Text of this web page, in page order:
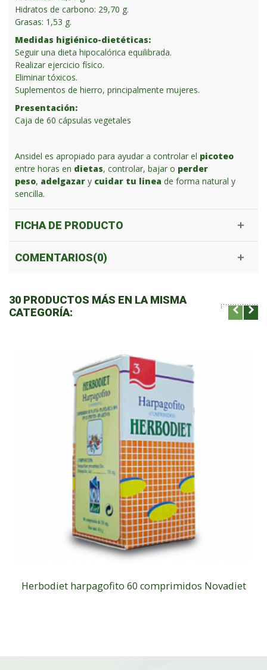
Hidratos de carbono: 29,70 g.
Grasas: 1,53 g.
Medidas higiénico-dietéticas:
Seguir una dieta hipocalórica equilibrada.
Realizar ejercicio físico.
Eliminar tóxicos.
Suplementos de hierro, principalmente mujeres.
Presentación:
Caja de 60 cápsulas vegetales
Ansidel es apropiado para ayudar a controlar el picoteo
entre horas en dietas, controlar, bajar o perder
peso, adelgazar y cuidar tu linea de forma natural y
sencilla.
FICHA DE PRODUCTO
COMENTARIOS(0)
30 PRODUCTOS MÁS EN LA MISMA
CATEGORÍA:
Herbodiet harpagofito 60 comprimidos Novadiet